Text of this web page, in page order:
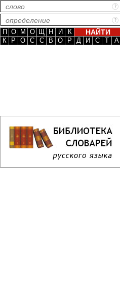
П О М О Щ Н И
К
К
Р О С С В О Р Д И С Т А